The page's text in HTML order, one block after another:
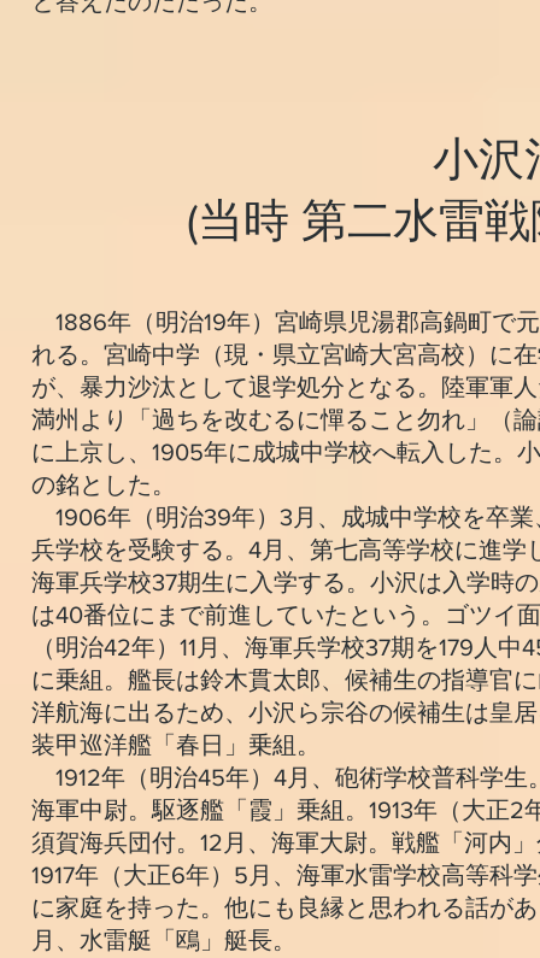
小沢
(当時 第二水雷
1886年（明治19年）宮崎県児湯郡高鍋町で
れる。宮崎中学（現・県立宮崎大宮高校）に
が、暴力沙汰として退学処分となる。陸軍軍
満州より「過ちを改むるに憚ること勿れ」（
に上京し、1905年に成城中学校へ転入した。
の銘とした。
1906年（明治39年）3月、成城中学校を卒
兵学校を受験する。4月、第七高等学校に進学
海軍兵学校37期生に入学する。小沢は入学時
は40番位にまで前進していたという。ゴツイ
（明治42年）11月、海軍兵学校37期を179人
に乗組。艦長は鈴木貫太郎、候補生の指導官
洋航海に出るため、小沢ら宗谷の候補生は皇
装甲巡洋艦「春日」乗組。
1912年（明治45年）4月、砲術学校普科学生
海軍中尉。駆逐艦「霞」乗組。1913年（大正
須賀海兵団付。12月、海軍大尉。戦艦「河内
1917年（大正6年）5月、海軍水雷学校高等科
に家庭を持った。他にも良縁と思われる話が
月、水雷艇「鴎」艇長。